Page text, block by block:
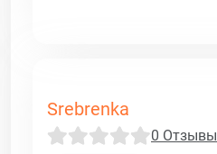
Srebrenka
0 Отзывы